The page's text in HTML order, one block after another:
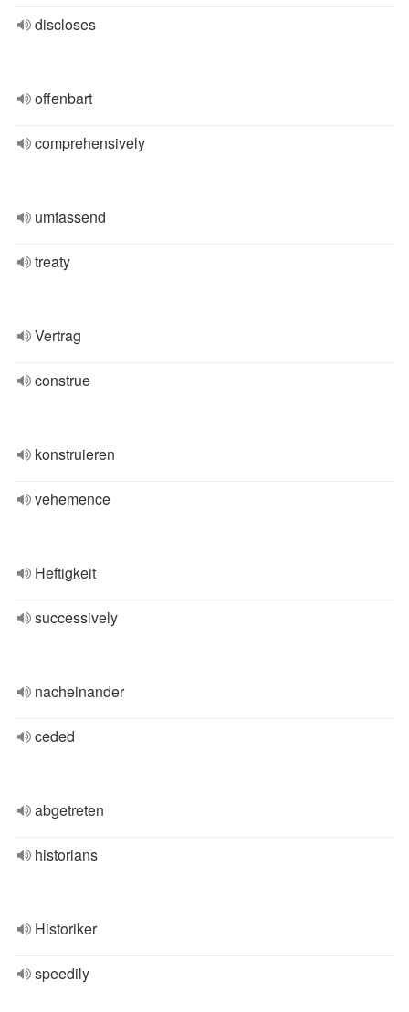
discloses
offenbart
comprehensively
umfassend
treaty
Vertrag
construe
konstruieren
vehemence
Heftigkeit
successively
nacheinander
ceded
abgetreten
historians
Historiker
speedily